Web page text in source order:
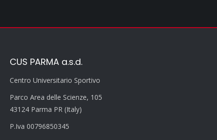
CUS PARMA a.s.d.
Centro Universitario Sportivo
Parco Area delle Scienze, 105
43124 Parma PR (Italy)
P.Iva 00796850345